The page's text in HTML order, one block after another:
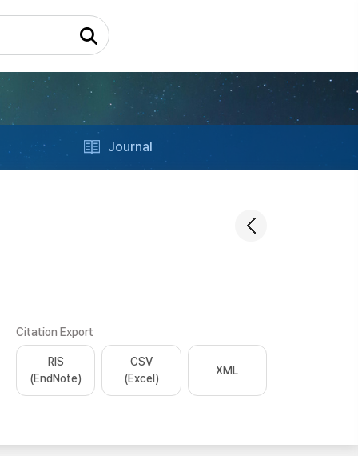
Journal
Citation Export
RIS
(EndNote)
CSV
(Excel)
XML